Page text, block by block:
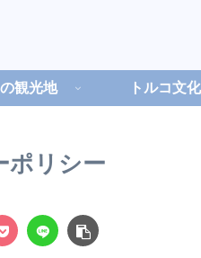
の観光地 トルコ文化
ポリシー